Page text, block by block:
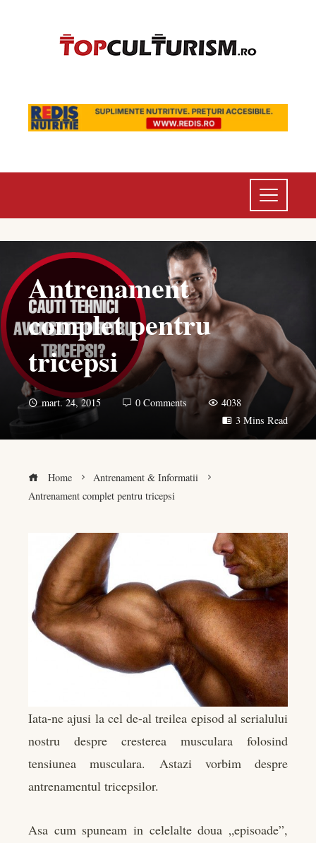
Antrenament
complet pentru
tricepsi
mart. 24, 2015 0 Comments
4038
3 Mins Read
Home
Antrenament & Informatii
Antrenament complet pentru tricepsi
Iata-ne ajusi la cel de-al treilea episod al serialului
nostru despre cresterea musculara folosind
tensiunea musculara. Astazi vorbim despre
antrenamentul tricepsilor.
Asa cum spuneam in celelalte doua „episoade”,